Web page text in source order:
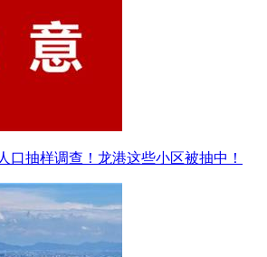
口抽样调查！龙港这些小区被抽中！